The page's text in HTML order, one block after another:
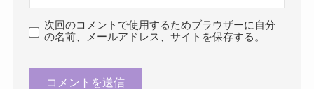
次回のコメントで使用するためブラウザーに自分
の名前、メールアドレス、サイトを保存する。